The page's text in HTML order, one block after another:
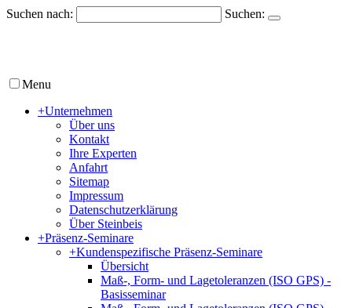
Suchen nach: Suchen:
Menu
+Unternehmen
Über uns
Kontakt
Ihre Experten
Anfahrt
Sitemap
Impressum
Datenschutzerklärung
Über Steinbeis
+Präsenz-Seminare
+Kundenspezifische Präsenz-Seminare
Übersicht
Maß-, Form- und Lagetoleranzen (ISO GPS) -
Basisseminar